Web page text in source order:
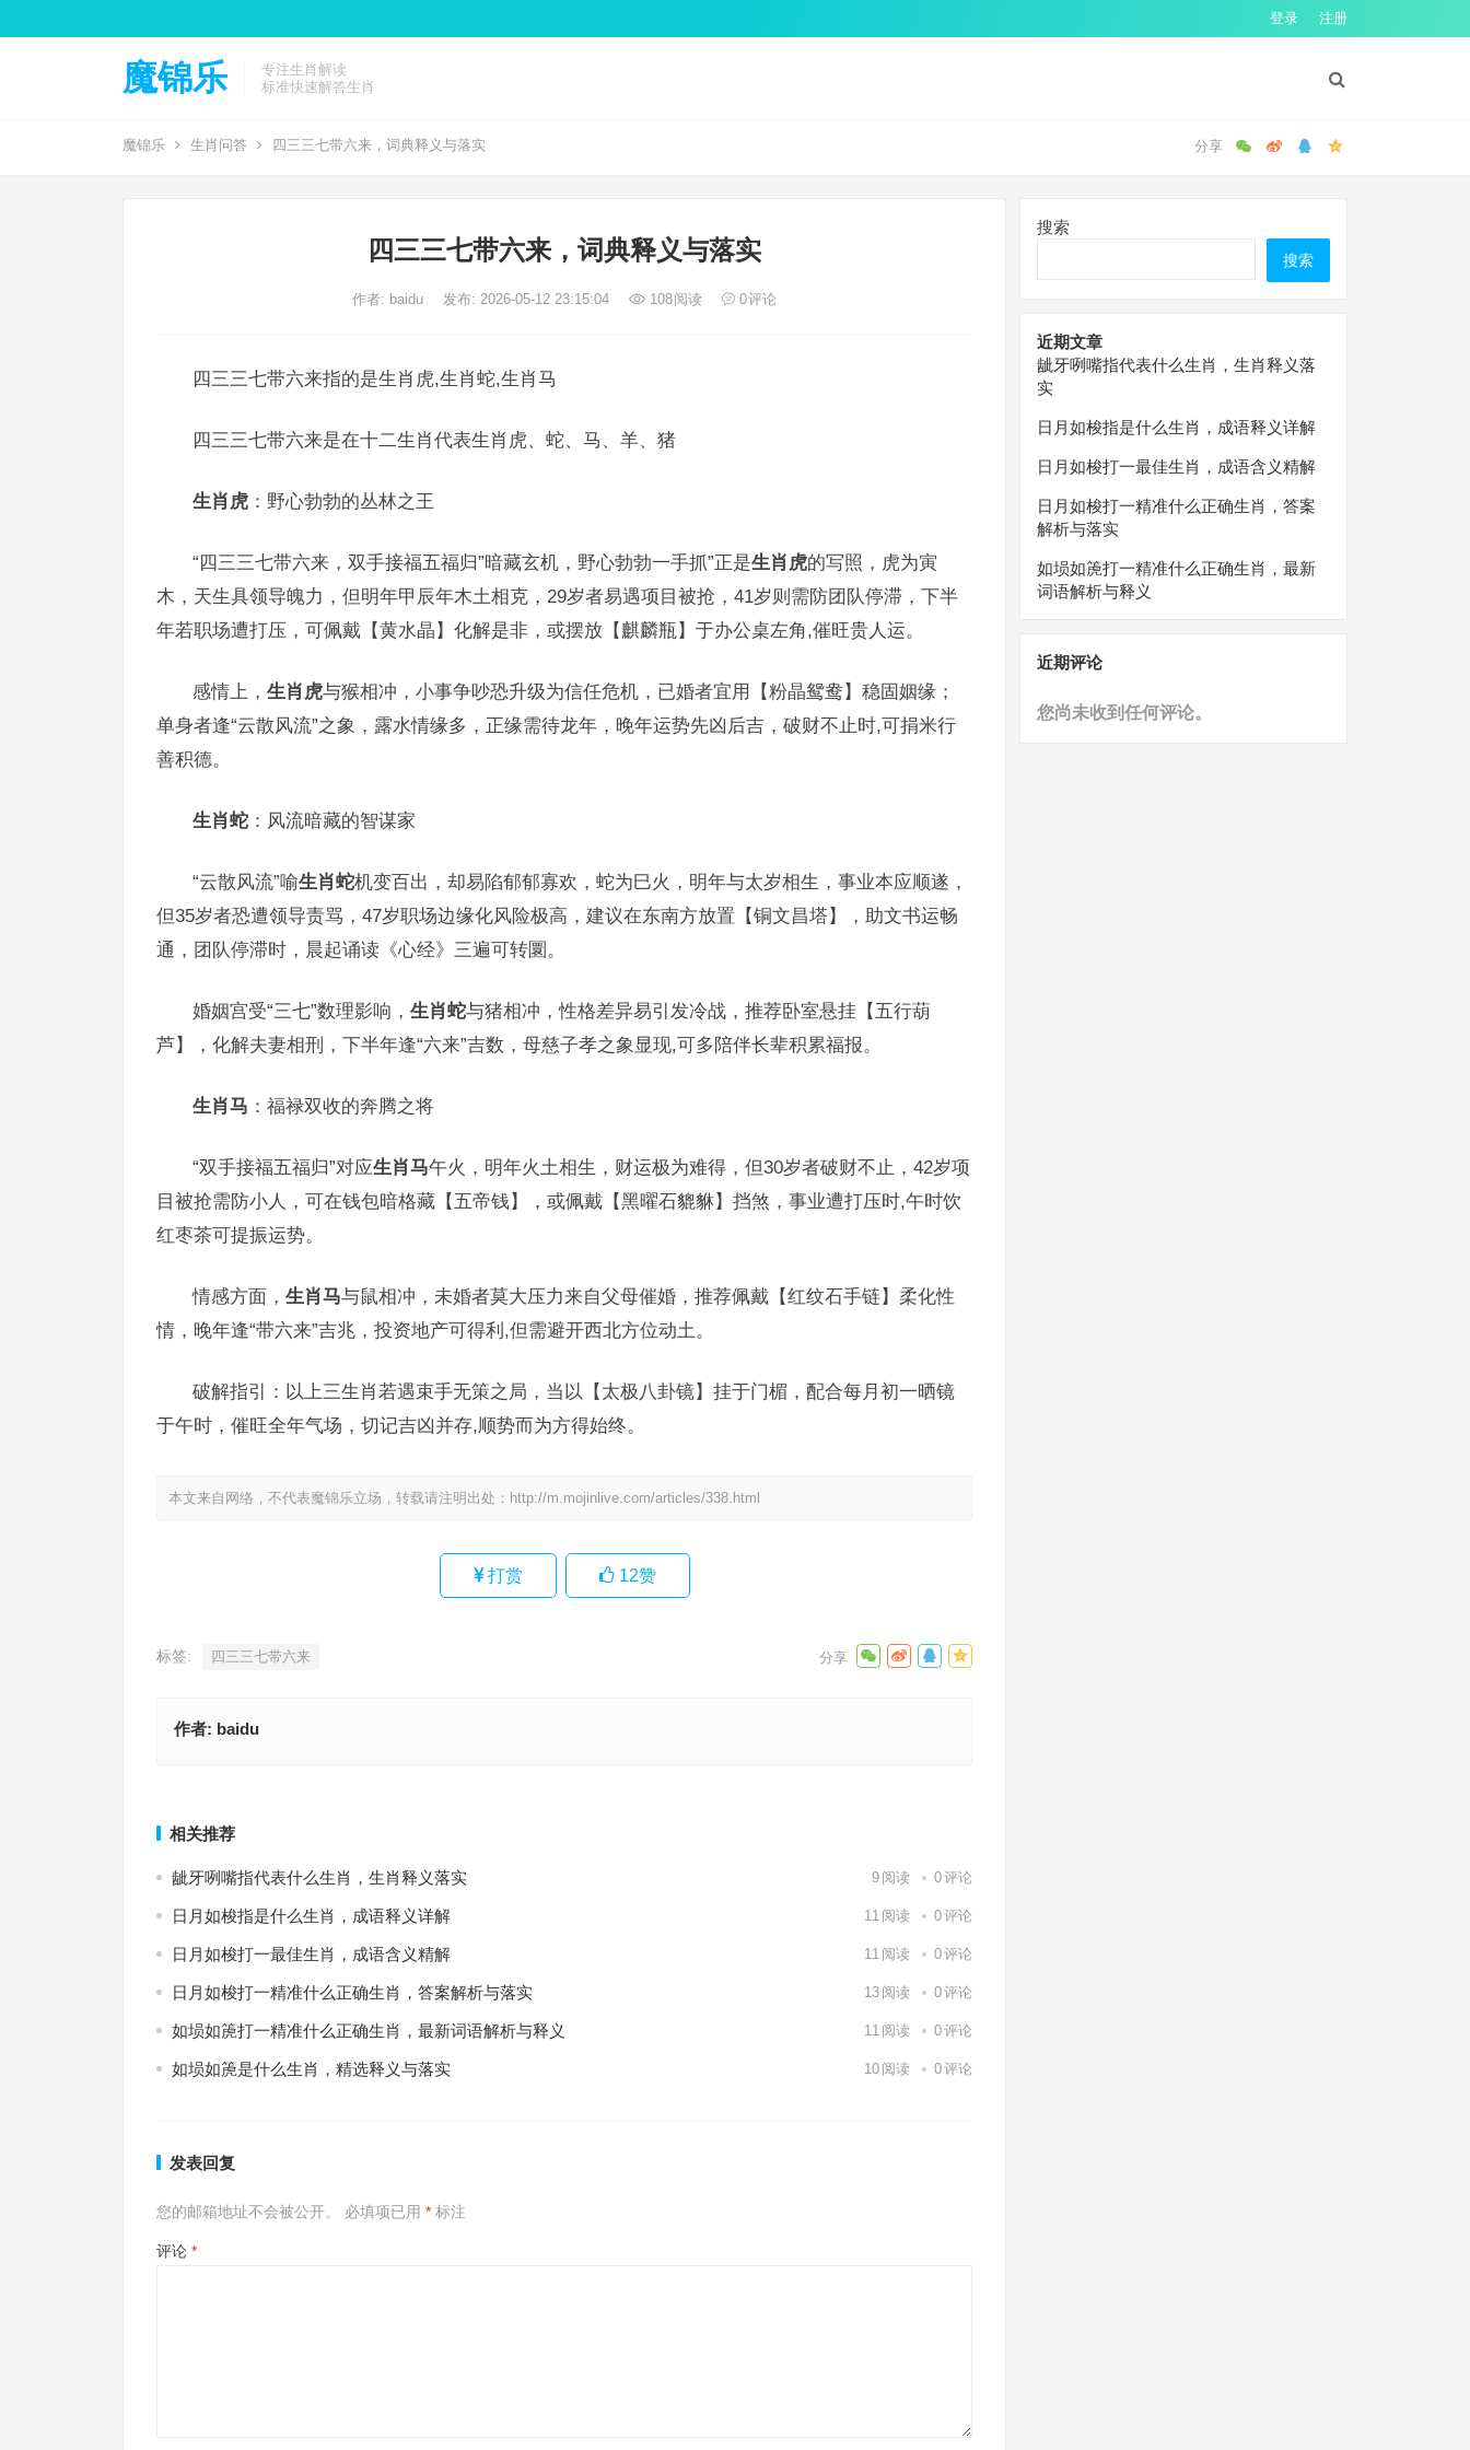
登录 注册
魔锦乐
专注生肖解读
标准快速解答生肖
魔锦乐 生肖问答 四三三七带六来，词典释义与落实
四三三七带六来，词典释义与落实
作者: baidu 发布: 2026-05-12 23:15:04 108阅读 0评论
四三三七带六来指的是生肖虎,生肖蛇,生肖马
四三三七带六来是在十二生肖代表生肖虎、蛇、马、羊、猪
生肖虎 ：野心勃勃的丛林之王
“四三三七带六来，双手接福五福归”暗藏玄机，野心勃勃一手抓”正是生肖虎的写照，虎为寅
木，天生具领导魄力，但明年甲辰年木土相克，29岁者易遇项目被抢，41岁则需防团队停滞，下半
年若职场遭打压，可佩戴【黄水晶】化解是非，或摆放【麒麟瓶】于办公桌左角,催旺贵人运。
感情上， 生肖虎与猴相冲，小事争吵恐升级为信任危机，已婚者宜用【粉晶鸳鸯】稳固姻缘；
单身者逢“云散风流”之象，露水情缘多，正缘需待龙年，晚年运势先凶后吉，破财不止时,可捐米行
善积德。
生肖蛇 ：风流暗藏的智谋家
“云散风流”喻生肖蛇机变百出，却易陷郁郁寡欢，蛇为巳火，明年与太岁相生，事业本应顺遂，
但35岁者恐遭领导责骂，47岁职场边缘化风险极高，建议在东南方放置【铜文昌塔】，助文书运畅
通，团队停滞时，晨起诵读《心经》三遍可转圜。
婚姻宫受“三七”数理影响， 生肖蛇与猪相冲，性格差异易引发冷战，推荐卧室悬挂【五行葫
芦】，化解夫妻相刑，下半年逢“六来”吉数，母慈子孝之象显现,可多陪伴长辈积累福报。
生肖马 ：福禄双收的奔腾之将
“双手接福五福归”对应生肖马午火，明年火土相生，财运极为难得，但30岁者破财不止，42岁项
目被抢需防小人，可在钱包暗格藏【五帝钱】，或佩戴【黑曜石貔貅】挡煞，事业遭打压时,午时饮
红枣茶可提振运势。
情感方面， 生肖马与鼠相冲，未婚者莫大压力来自父母催婚，推荐佩戴【红纹石手链】柔化性
情，晚年逢“带六来”吉兆，投资地产可得利,但需避开西北方位动土。
破解指引：以上三生肖若遇束手无策之局，当以【太极八卦镜】挂于门楣，配合每月初一晒镜
于午时，催旺全年气场，切记吉凶并存,顺势而为方得始终。
本文来自网络，不代表魔锦乐立场，转载请注明出处： http://m.mojinlive.com/articles/338.html
打赏 12赞
标签: 四三三七带六来
作者: baidu
相关推荐
龇牙咧嘴指代表什么生肖，生肖释义落实 9 阅读 0评论
日月如梭指是什么生肖，成语释义详解 11 阅读 0评论
日月如梭打一最佳生肖，成语含义精解 11 阅读 0评论
日月如梭打一精准什么正确生肖，答案解析与落实 13 阅读 0评论
如埙如箎打一精准什么正确生肖，最新词语解析与释义 11 阅读 0评论
如埙如箎是什么生肖，精选释义与落实 10 阅读 0评论
发表回复
您的邮箱地址不会被公开。 必填项已用 * 标注
评论 *
搜索
搜索
近期文章
龇牙咧嘴指代表什么生肖，生肖释义落
实
日月如梭指是什么生肖，成语释义详解
日月如梭打一最佳生肖，成语含义精解
日月如梭打一精准什么正确生肖，答案
解析与落实
如埙如箎打一精准什么正确生肖，最新
词语解析与释义
近期评论
您尚未收到任何评论。